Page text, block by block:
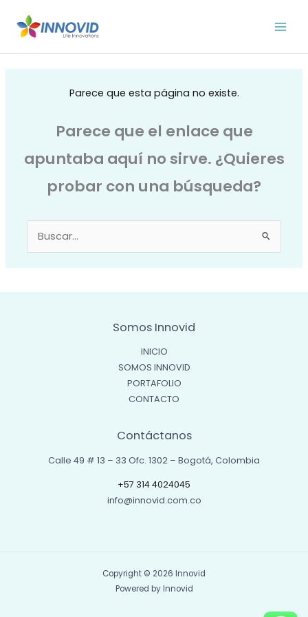
Parece que esta página no existe.
Parece que el enlace que
apuntaba aquí no sirve. ¿Quieres
probar con una búsqueda?
Buscar
por:
Somos Innovid
INICIO
SOMOS INNOVID
PORTAFOLIO
CONTACTO
Contáctanos
Calle 49 # 13 – 33 Ofc. 1302 – Bogotá, Colombia
+57 314 4024045
info@innovid.com.co
Copyright © 2026 Innovid
Powered by Innovid